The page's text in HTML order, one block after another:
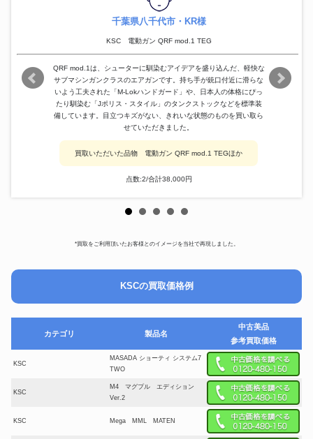
千葉県八千代市・KR様
KSC 電動ガン QRF mod.1 TEG
QRF mod.1は、シューターに馴染むアイデアを盛り込んだ、軽快な
サブマシンガンクラスのエアガンです。持ち手が銃口付近に滑らな
いよう工夫された「M-Lokハンドガード」や、日本人の体格にぴっ
たり馴染む「Jポリス・スタイル」のタンクストックなどを標準装
備しています。目立つキズがない、きれいな状態のものを買い取ら
せていただきました。
買取いただいた品物 電動ガン QRF mod.1 TEGほか
点数:2/合計38,000円
*買取をご利用頂いたお客様とのイメージを当社で再現しました。
KSCの買取価格例
カテゴリ 製品名
中古美品
参考買取価格
KSC
MASADA ショーティ システム7
TWO
KSC
M4 マグプル エディション
Ver.2
KSC Mega MML MATEN